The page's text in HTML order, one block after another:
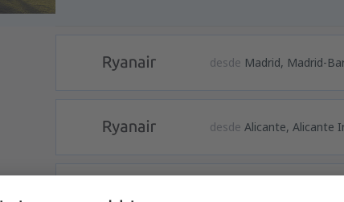
desde Madrid, Madrid-
desdeAlicante, Alicante